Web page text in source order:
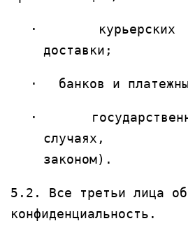
·
доставки;
· банков и
·
случаях,
законом).
5.2. Все третьи лица
конфиденциальность.